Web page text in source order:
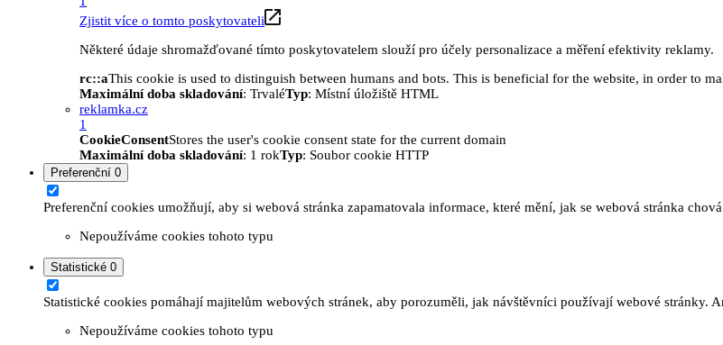
Zjistit více o tomto poskytovateli
Některé údaje shromažďované tímto poskytovatelem slouží pro účely personalizace a měření efektivity reklamy.
rc::aThis cookie is used to distinguish between humans and bots. This is beneficial for the website, in order to
Maximální doba skladování: TrvaléTyp: Místní úložiště HTML
reklamka.cz
1
CookieConsentStores the user's cookie consent state for the current domain
Maximální doba skladování: 1 rokTyp: Soubor cookie HTTP
Preferenční 0
Preferenční cookies umožňují, aby si webová stránka zapamatovala informace, které mění, jak se webová stránka
Nepoužíváme cookies tohoto typu
Statistické 0
Statistické cookies pomáhají majitelům webových stránek, aby porozuměli, jak návštěvníci používají webové stránky.
Nepoužíváme cookies tohoto typu